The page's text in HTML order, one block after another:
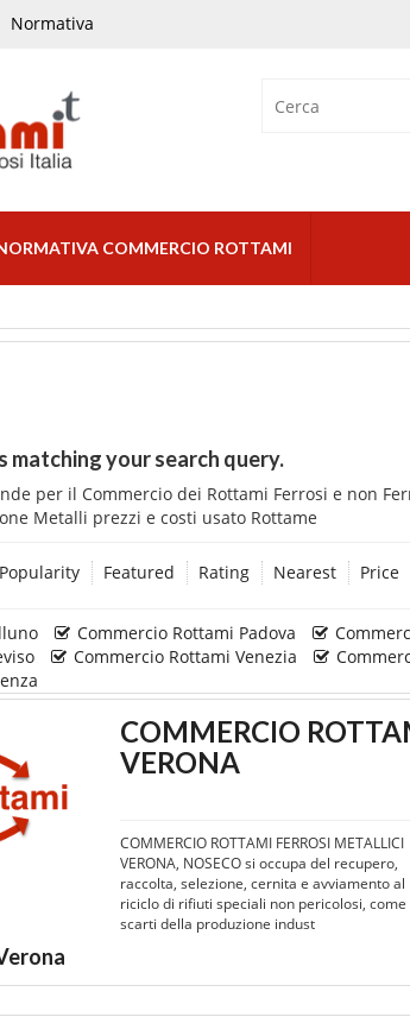
Normativa
COMMERCIO ROTTAMI
matching your search query.
per il Commercio dei Rottami Ferrosi e non
Metalli prezzi e costi usato Rottame
Popularity Featured Rating Nearest Price
Commercio Rottami Padova
Commercio Rottami Venezia
COMMERCIO
VERONA
COMMERCIO ROTTAMI FERROSI METALLICI
VERONA, NOSECO si occupa del recupero,
raccolta, selezione, cernita e avviamento al
riciclo di rifiuti speciali non pericolosi, come
scarti della produzione indust